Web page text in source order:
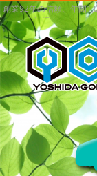
創業92年の信頼、年間
車検場。いわき市